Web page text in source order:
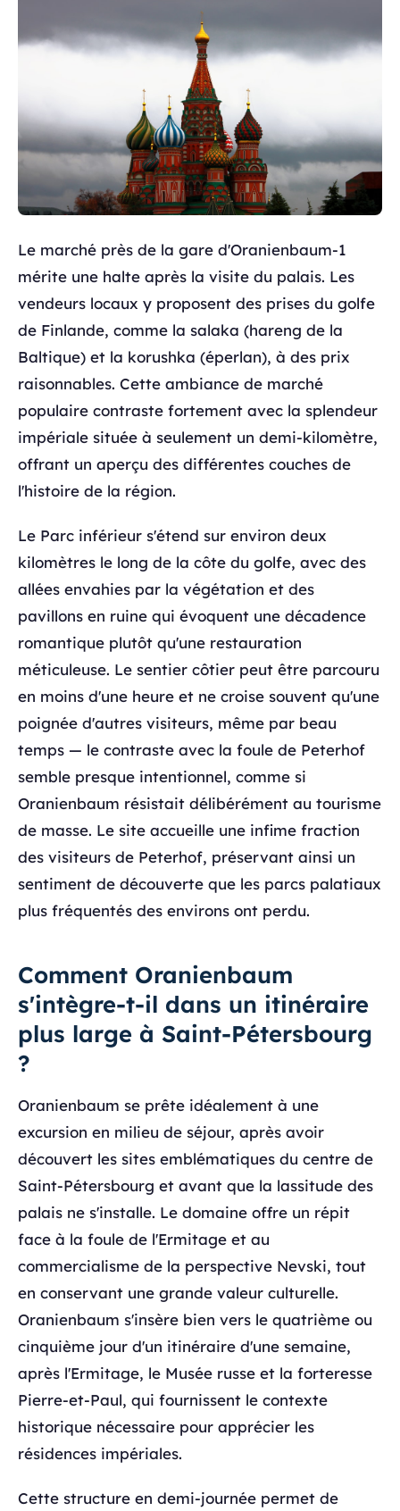
Le marché près de la gare d'Oranienbaum-1
mérite une halte après la visite du palais. Les
vendeurs locaux y proposent des prises du golfe
de Finlande, comme la salaka (hareng de la
Baltique) et la korushka (éperlan), à des prix
raisonnables. Cette ambiance de marché
populaire contraste fortement avec la splendeur
impériale située à seulement un demi-kilomètre,
offrant un aperçu des différentes couches de
l'histoire de la région.
Le Parc inférieur s'étend sur environ deux
kilomètres le long de la côte du golfe, avec des
allées envahies par la végétation et des
pavillons en ruine qui évoquent une décadence
romantique plutôt qu'une restauration
méticuleuse. Le sentier côtier peut être parcouru
en moins d'une heure et ne croise souvent qu'une
poignée d'autres visiteurs, même par beau
temps — le contraste avec la foule de Peterhof
semble presque intentionnel, comme si
Oranienbaum résistait délibérément au tourisme
de masse. Le site accueille une infime fraction
des visiteurs de Peterhof, préservant ainsi un
sentiment de découverte que les parcs palatiaux
plus fréquentés des environs ont perdu.
Comment Oranienbaum
s'intègre-t-il dans un itinéraire
plus large à Saint-Pétersbourg
?
Oranienbaum se prête idéalement à une
excursion en milieu de séjour, après avoir
découvert les sites emblématiques du centre de
Saint-Pétersbourg et avant que la lassitude des
palais ne s'installe. Le domaine offre un répit
face à la foule de l'Ermitage et au
commercialisme de la perspective Nevski, tout
en conservant une grande valeur culturelle.
Oranienbaum s'insère bien vers le quatrième ou
cinquième jour d'un itinéraire d'une semaine,
après l'Ermitage, le Musée russe et la forteresse
Pierre-et-Paul, qui fournissent le contexte
historique nécessaire pour apprécier les
résidences impériales.
Cette structure en demi-journée permet de